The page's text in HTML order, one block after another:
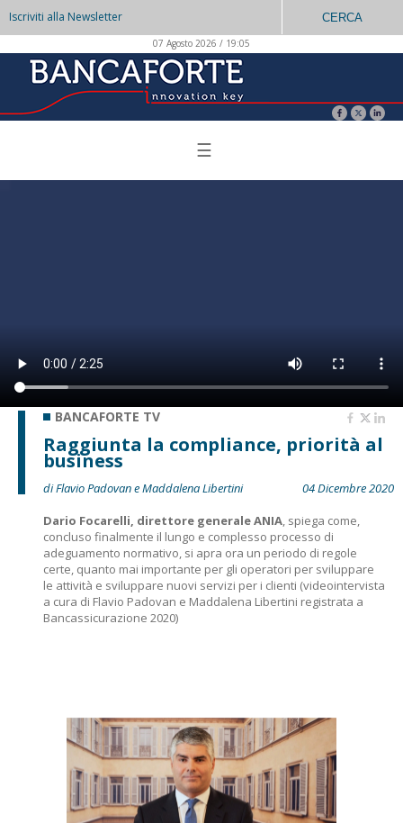
Iscriviti alla Newsletter CERCA
07 Agosto 2026 / 19:05
☰
BANCAFORTE TV
Raggiunta la compliance, priorità al
business
di Flavio Padovan e Maddalena Libertini
04 Dicembre 2020
Dario Focarelli, direttore generale ANIA, spiega come,
concluso finalmente il lungo e complesso processo di
adeguamento normativo, si apra ora un periodo di regole
certe, quanto mai importante per gli operatori per sviluppare
le attività e sviluppare nuovi servizi per i clienti (videointervista
a cura di Flavio Padovan e Maddalena Libertini registrata a
Bancassicurazione 2020)